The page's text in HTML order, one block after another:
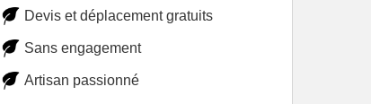
Devis et déplacement gratuits
Sans engagement
Artisan passionné